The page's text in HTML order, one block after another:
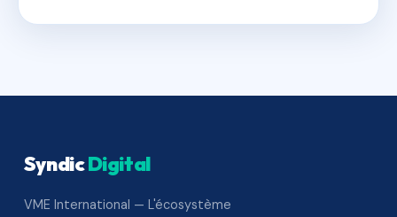
SyndicDigital
VME International — L'écosystème